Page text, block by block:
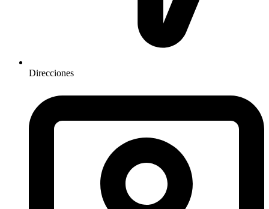
Direcciones